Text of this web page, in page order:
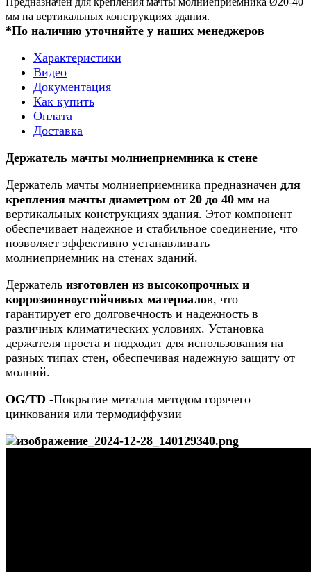
мм на вертикальных конструкциях здания.
*По наличию уточняйте у наших менеджеров
Характеристики
Видео
Документация
Как купить
Оплата
Доставка
Держатель мачты молниеприемника к стене
Держатель мачты молниеприемника предназначен для
крепления мачты диаметром от 20 до 40 мм на
вертикальных конструкциях здания. Этот компонент
обеспечивает надежное и стабильное соединение, что
позволяет эффективно устанавливать
молниеприемник на стенах зданий.
Держатель изготовлен из высокопрочных и
коррозионноустойчивых материалов, что
гарантирует его долговечность и надежность в
различных климатических условиях. Установка
держателя проста и подходит для использования на
разных типах стен, обеспечивая надежную защиту от
молний.
ОG/TD -Покрытие металла методом горячего
цинкования или термодиффузии